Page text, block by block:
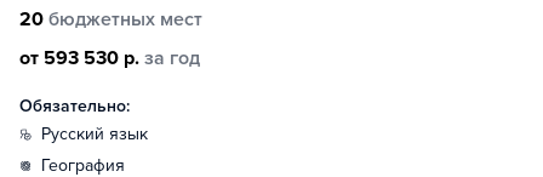
20 бюджетных мест
от 593 530 р. за год
Обязательно:
русский язык
география